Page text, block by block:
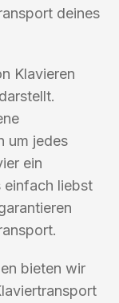
deines
Klavieren
um jedes
ein
einfach liebst
bieten wir